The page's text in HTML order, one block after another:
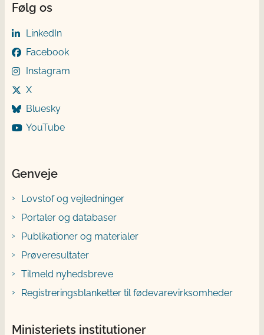
Følg os
LinkedIn
Facebook
Instagram
X
Bluesky
YouTube
Genveje
Lovstof og vejledninger
Portaler og databaser
Publikationer og materialer
Prøveresultater
Tilmeld nyhedsbreve
Registreringsblanketter til fødevarevirksomheder
Ministeriets institutioner